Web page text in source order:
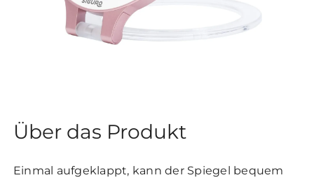
Über das Produkt
Einmal aufgeklappt, kann der Spiegel bequem